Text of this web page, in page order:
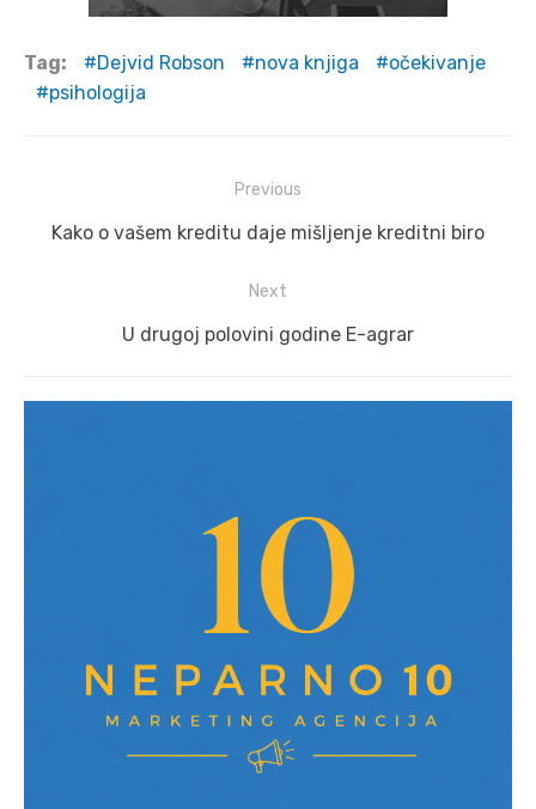
Tag: Dejvid Robson nova knjiga
očekivanje
psihologija
navigation
Previous
Previous
Kako o vašem kreditu daje mišljenje kreditni biro
Next
Next
U drugoj polovini godine E-agrar